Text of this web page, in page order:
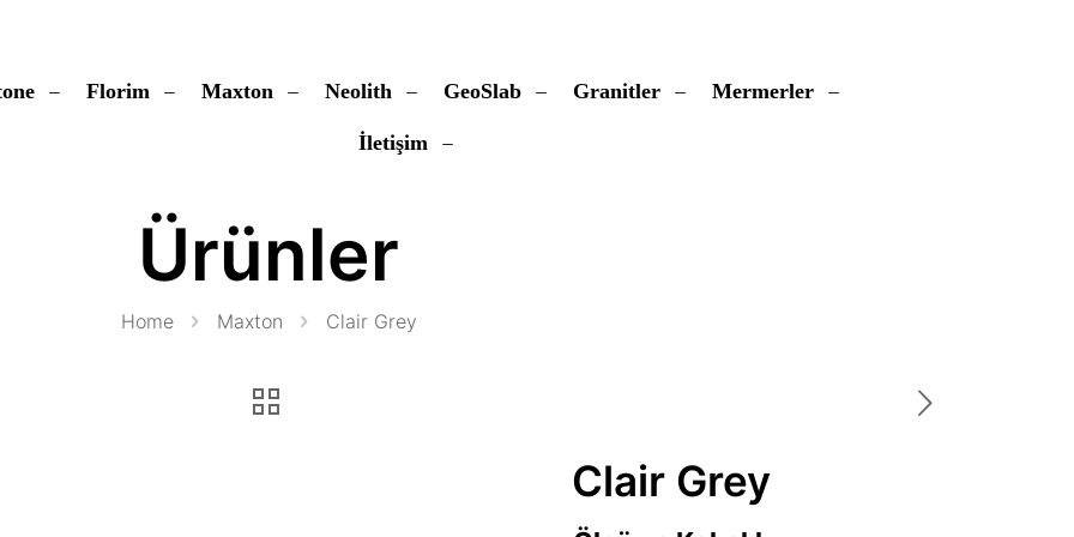
Florim Maxton Neolith GeoSlab Granitler Mermerler
İletişim
Ürünler
Home Maxton Clair Grey
Clair Grey